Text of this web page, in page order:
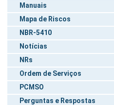
Manuais
Mapa de Riscos
NBR-5410
Notícias
NRs
Ordem de Serviços
PCMSO
Perguntas e Respostas